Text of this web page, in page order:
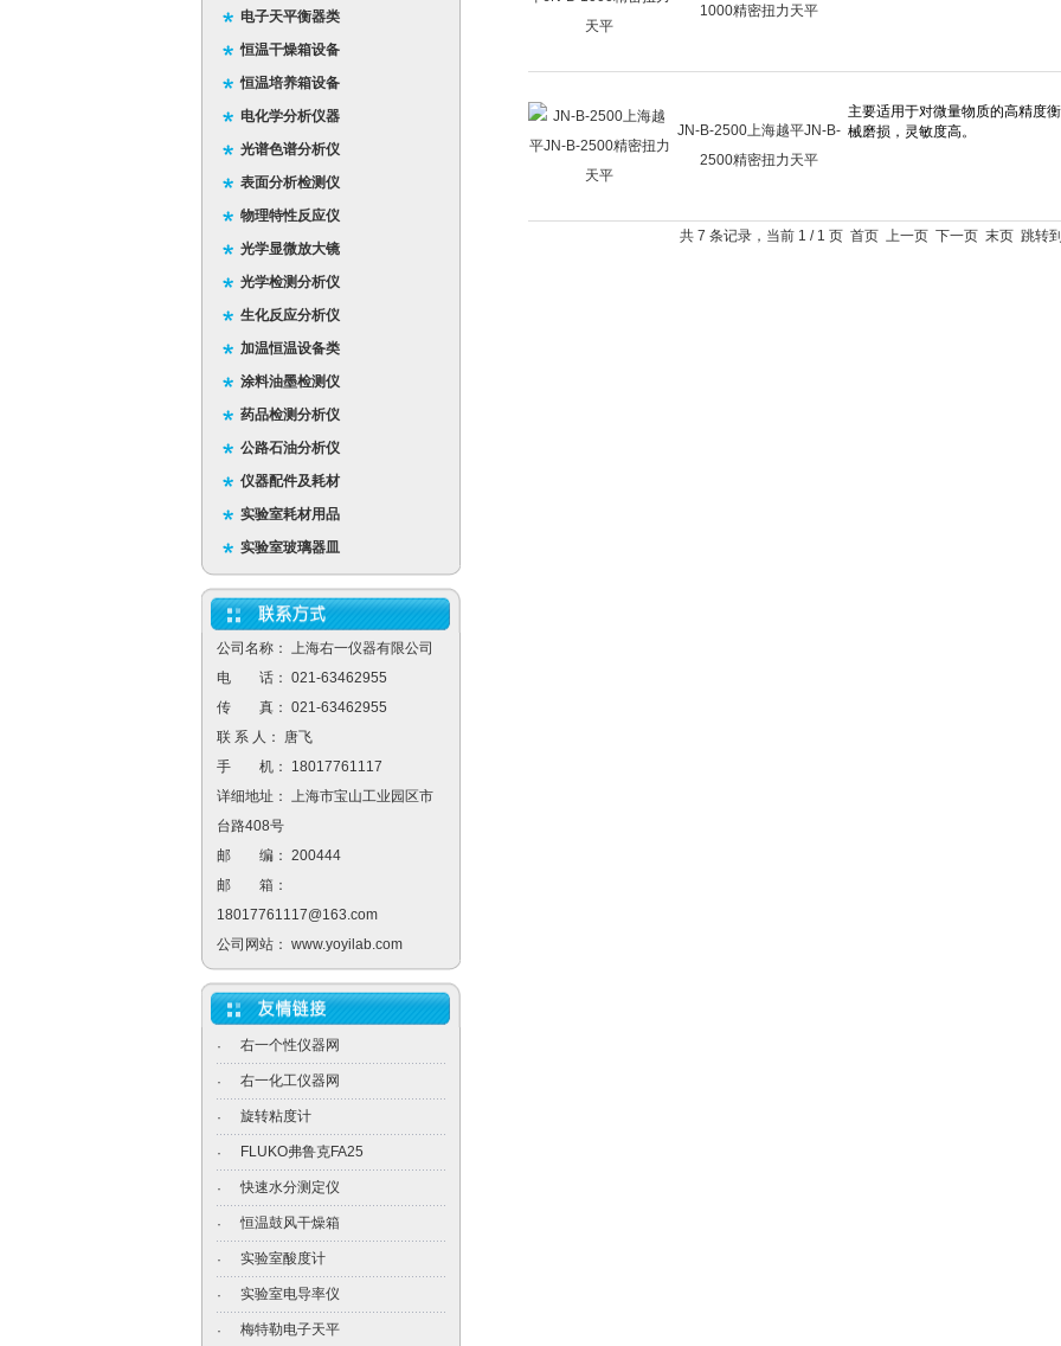
电子天平衡器类
恒温干燥箱设备
恒温培养箱设备
电化学分析仪器
光谱色谱分析仪
表面分析检测仪
物理特性反应仪
光学显微放大镜
光学检测分析仪
生化反应分析仪
加温恒温设备类
涂料油墨检测仪
药品检测分析仪
公路石油分析仪
仪器配件及耗材
实验室耗材用品
实验室玻璃器皿
公司名称： 上海右一仪器有限公司
电 话： 021-63462955
传 真： 021-63462955
联 系 人： 唐飞
手 机： 18017761117
详细地址： 上海市宝山工业园区市
台路408号
邮 编： 200444
邮 箱：
18017761117@163.com
公司网站： www.yoyilab.com
· 右一个性仪器网
· 右一化工仪器网
· 旋转粘度计
· FLUKO弗鲁克FA25
· 快速水分测定仪
· 恒温鼓风干燥箱
· 实验室酸度计
· 实验室电导率仪
· 梅特勒电子天平
1000精密扭力天平
JN-B-2500上海越平JN-B-
2500精密扭力天平
共 7 条记录，当前 1 / 1 页 首页 上一页 下一页 末页 跳转